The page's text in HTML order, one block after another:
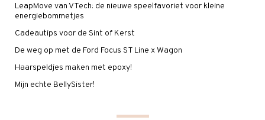
LeapMove van VTech: de nieuwe speelfavoriet voor kleine
energiebommetjes
Cadeautips voor de Sint of Kerst
De weg op met de Ford Focus ST Line x Wagon
Haarspeldjes maken met epoxy!
Mijn echte BellySister!